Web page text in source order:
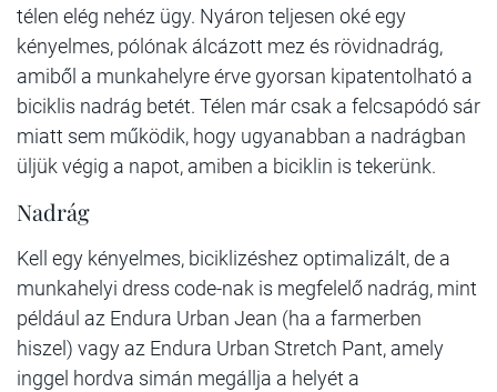
télen elég nehéz ügy. Nyáron teljesen oké egy
kényelmes, pólónak álcázott mez és rövidnadrág,
amiből a munkahelyre érve gyorsan kipatentolható a
biciklis nadrág betét. Télen már csak a felcsapódó sár
miatt sem működik, hogy ugyanabban a nadrágban
üljük végig a napot, amiben a biciklin is tekerünk.
Nadrág
Kell egy kényelmes, biciklizéshez optimalizált, de a
munkahelyi dress code-nak is megfelelő nadrág, mint
például az Endura Urban Jean (ha a farmerben
hiszel) vagy az Endura Urban Stretch Pant, amely
inggel hordva simán megállja a helyét a